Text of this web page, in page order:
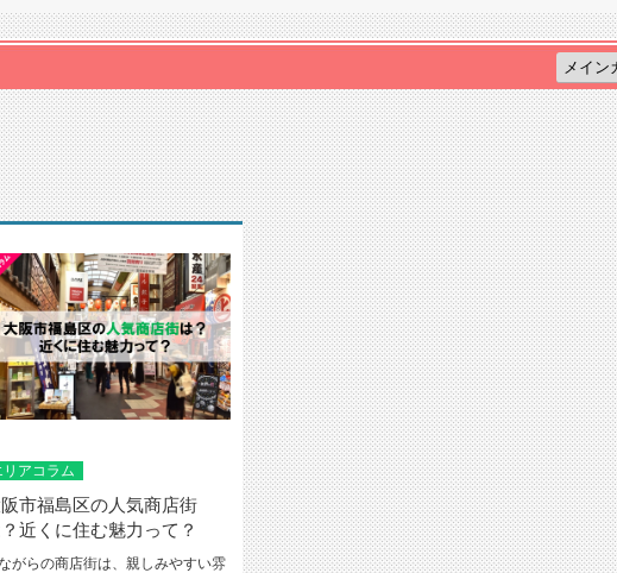
リアコラム
市福島区の人気商店街
近くに住む魅力って？
がらの商店街は、親しみやすい雰